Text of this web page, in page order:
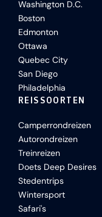
Washington D.C.
Boston
Edmonton
Ottawa
Quebec City
San Diego
Philadelphia
REISSOORTEN
Camperrondreizen
Autorondreizen
Treinreizen
Doets Deep Desires
Stedentrips
Wintersport
Safari's